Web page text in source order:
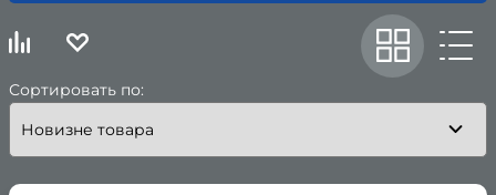
Сортировать по: